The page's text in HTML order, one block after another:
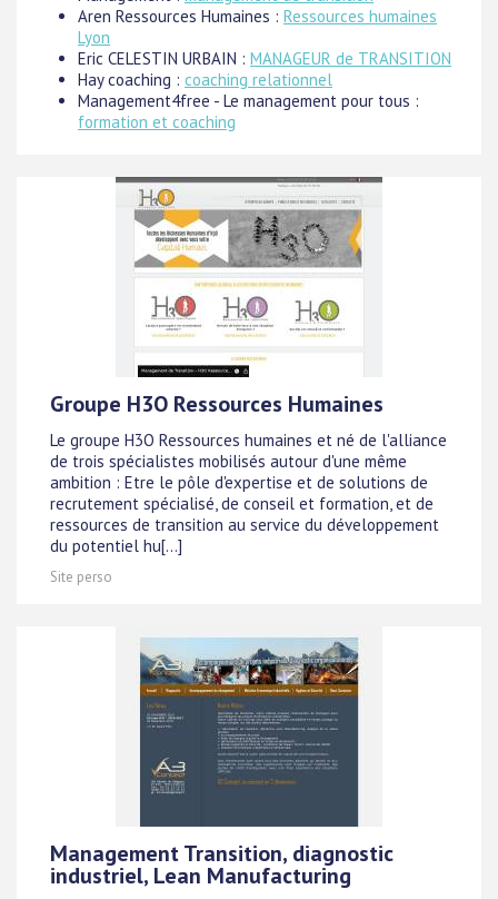
Aren Ressources Humaines : Ressources humaines
Lyon
Eric CELESTIN URBAIN : MANAGEUR de TRANSITION
Hay coaching : coaching relationnel
Management4free - Le management pour tous :
formation et coaching
Groupe H3O Ressources Humaines
Le groupe H3O Ressources humaines et né de l'alliance
de trois spécialistes mobilisés autour d'une même
ambition : Etre le pôle d'expertise et de solutions de
recrutement spécialisé, de conseil et formation, et de
ressources de transition au service du développement
du potentiel hu[...]
Site perso
Management Transition, diagnostic
industriel, Lean Manufacturing